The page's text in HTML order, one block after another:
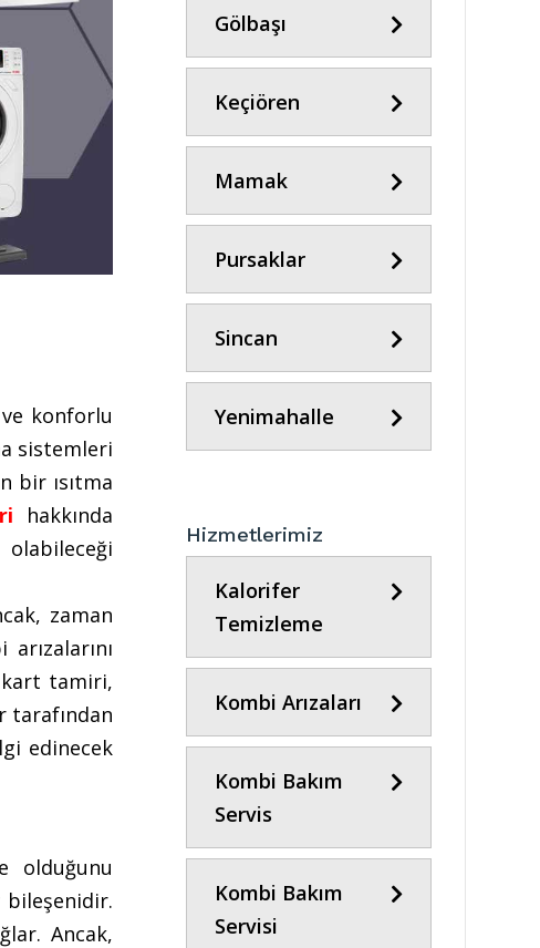
ve konforlu
sistemleri
bir ısıtma
hakkında
olabileceği
zaman
tamiri,
tarafından
edinecek
olduğunu
bileşenidir.
Ancak,
Gölbaşı
Keçiören
Mamak
Pursaklar
Sincan
Yenimahalle
Hizmetlerimiz
Kalorifer
Temizleme
Kombi Arızaları
Kombi Bakım
Servis
Kombi Bakım
Servisi